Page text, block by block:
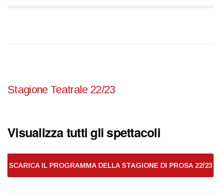
Stagione Teatrale 22/23
Visualizza tutti gli spettacoli
SCARICA IL PROGRAMMA DELLA STAGIONE DI PROSA 22/23